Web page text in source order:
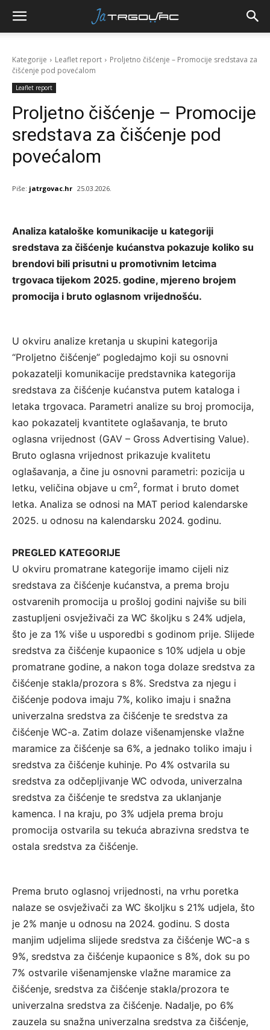
Kategorije Leaflet report
Proljetno čišćenje – Promocije sredstava za
čišćenje pod povećalom
Leaflet report
Proljetno čišćenje – Promocije
sredstava za čišćenje pod
povećalom
Piše: jatrgovac.hr 25.03.2026.
Analiza kataloške komunikacije u kategoriji
sredstava za čišćenje kućanstva pokazuje koliko su
brendovi bili prisutni u promotivnim letcima
trgovaca tijekom 2025. godine, mjereno brojem
promocija i bruto oglasnom vrijednošću.
U okviru analize kretanja u skupini kategorija
“Proljetno čišćenje” pogledajmo koji su osnovni
pokazatelji komunikacije predstavnika kategorija
sredstava za čišćenje kućanstva putem kataloga i
letaka trgovaca. Parametri analize su broj promocija,
kao pokazatelj kvantitete oglašavanja, te bruto
oglasna vrijednost (GAV – Gross Advertising Value).
Bruto oglasna vrijednost prikazuje kvalitetu
oglašavanja, a čine ju osnovni parametri: pozicija u
letku, veličina objave u cm2, format i bruto domet
letka. Analiza se odnosi na MAT period kalendarske
2025. u odnosu na kalendarsku 2024. godinu.
PREGLED KATEGORIJE
U okviru promatrane kategorije imamo cijeli niz
sredstava za čišćenje kućanstva, a prema broju
ostvarenih promocija u prošloj godini najviše su bili
zastupljeni osvježivači za WC školjku s 24% udjela,
što je za 1% više u usporedbi s godinom prije. Slijede
sredstva za čišćenje kupaonice s 10% udjela u obje
promatrane godine, a nakon toga dolaze sredstva za
čišćenje stakla/prozora s 8%. Sredstva za njegu i
čišćenje podova imaju 7%, koliko imaju i snažna
univerzalna sredstva za čišćenje te sredstva za
čišćenje WC-a. Zatim dolaze višenamjenske vlažne
maramice za čišćenje sa 6%, a jednako toliko imaju i
sredstva za čišćenje kuhinje. Po 4% ostvarila su
sredstva za odčepljivanje WC odvoda, univerzalna
sredstva za čišćenje te sredstva za uklanjanje
kamenca. I na kraju, po 3% udjela prema broju
promocija ostvarila su tekuća abrazivna sredstva te
ostala sredstva za čišćenje.
Prema bruto oglasnoj vrijednosti, na vrhu poretka
nalaze se osvježivači za WC školjku s 21% udjela, što
je 2% manje u odnosu na 2024. godinu. S dosta
manjim udjelima slijede sredstva za čišćenje WC-a s
9%, sredstva za čišćenje kupaonice s 8%, dok su po
7% ostvarile višenamjenske vlažne maramice za
čišćenje, sredstva za čišćenje stakla/prozora te
univerzalna sredstva za čišćenje. Nadalje, po 6%
zauzela su snažna univerzalna sredstva za čišćenje,